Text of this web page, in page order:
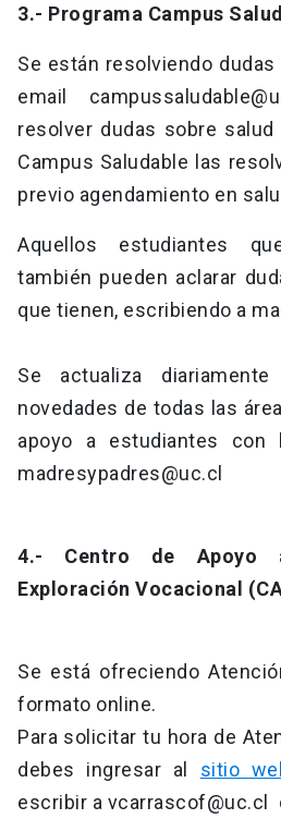
3.- Programa Campus
Se están resolviendo
email
resolver dudas sobre
Campus Saludable las
previo agendamiento en
Aquellos estudiantes
también pueden aclarar
que tienen, escribiendo a
Se actualiza diariamente
novedades de todas las
apoyo a estudiantes con
madresypadres@uc.cl
4.- Centro de Apoyo
Exploración Vocacional
Se está ofreciendo
formato online.
Para solicitar tu hora de
debes ingresar al sitio
escribir a vcarrascof@uc.cl